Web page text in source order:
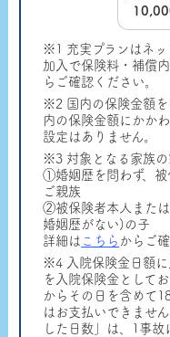
※1 充実プランはネ
加入で保険料・補償
らご確認ください。
※2 国内の保険金額を
内の保険金額にかか
設定はありません。
※3 対象となる家族の
①婚姻歴を問わず、
ご親族
②被保険者本人また
婚姻歴がない)の子
詳細は こちら からご
※4 入院保険金日額
を入院保険金として
からその日を含めて
はお支払いできませ
した日数」は、1事故